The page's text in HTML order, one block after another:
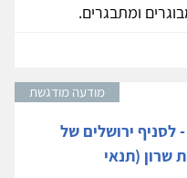
ומתבגרים.
מודעה מודגשת
לסניף ירושלים של
שרון (תנאי